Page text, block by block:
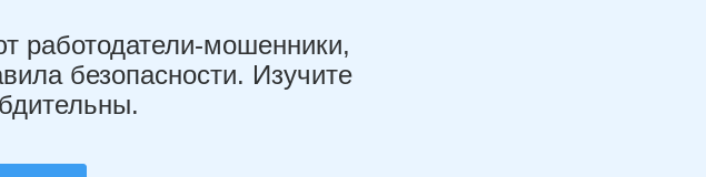
работодатели-мошенники,
безопасности. Изучите